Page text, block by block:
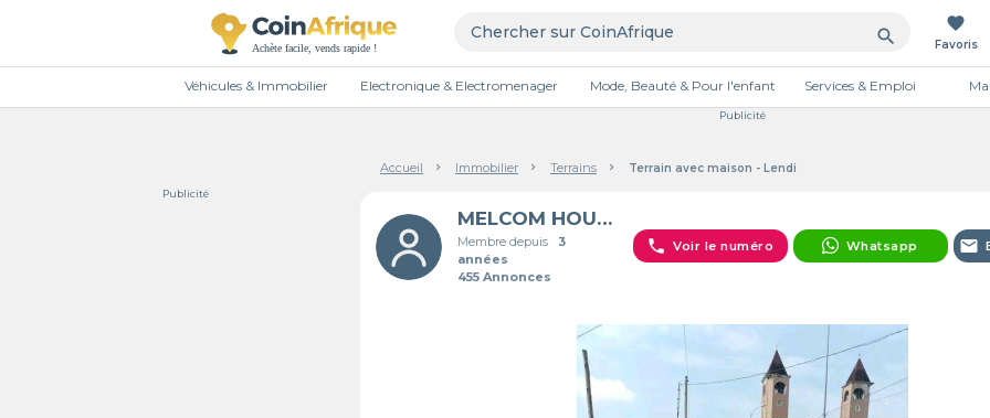
search
favorite
Favoris
Véhicules & Immobilier Electronique & Electromenager Mode, Beauté & Pour l'enfant Services & Emploi
Publicité
Accueil Immobilier Terrains Terrain avec maison - Lendi
Publicité
MELCOM HOUSE
Membre depuis3
années
455 Annonces
phone Voir le numéro Whatsapp email